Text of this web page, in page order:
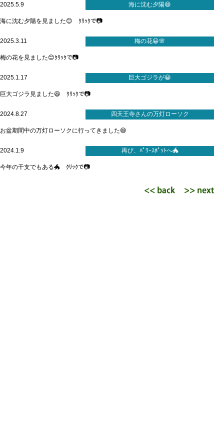
2025.5.9 海に沈む夕陽😄
海に沈む夕陽を見ました😊 ｸﾘｯｸで📷
2025.3.11 梅の花😀🌸
梅の花を見ました😊ｸﾘｯｸで📷
2025.1.17 巨大ゴジラが😀
巨大ゴジラ見ました😆 ｸﾘｯｸで📷
2024.8.27 四天王寺さんの万灯ローソク
お盆期間中の万灯ローソクに行ってきました😄
2024.1.9 再び、ﾊﾟﾜｰｽﾎﾟｯﾄへ🐲
今年の干支でもある🐲 ｸﾘｯｸで📷